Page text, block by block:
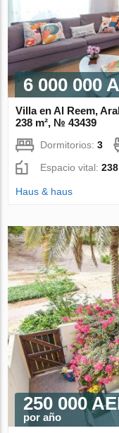
6 000 000
Villa en Al Reem,
238 m², № 43439
Dormitorios:3
Espacio vital:
Haus & haus
250 000
por año